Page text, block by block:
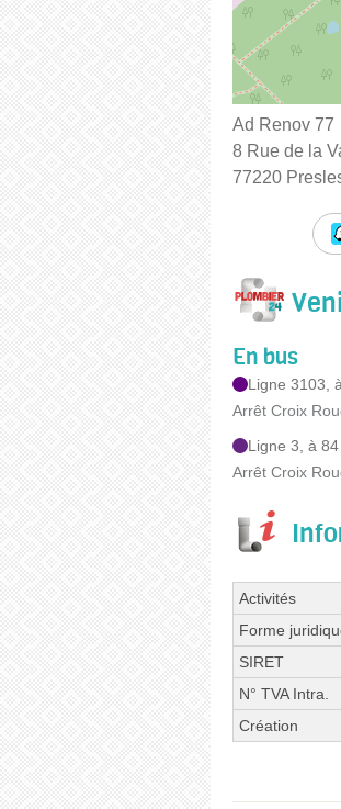
Ad Renov 77
8 Rue de la
77220
En bus
Ligne 3103,
Arrêt Croix
Ligne 3, à 84
Arrêt Croix
Activités
Forme
SIRET
N° TVA Intra.
Création